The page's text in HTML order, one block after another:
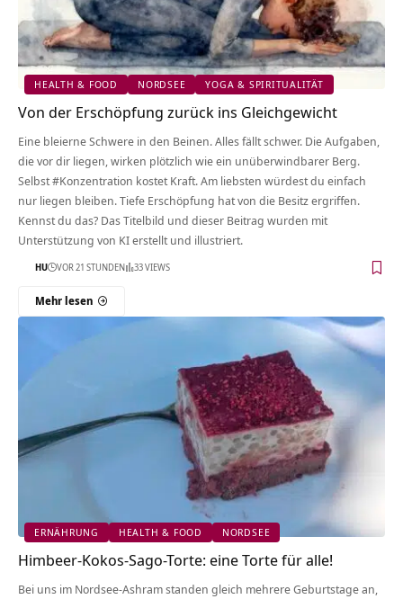
HEALTH & FOOD NORDSEE YOGA & SPIRITUALITÄT
Von der Erschöpfung zurück ins Gleichgewicht
Eine bleierne Schwere in den Beinen. Alles fällt schwer. Die Aufgaben,
die vor dir liegen, wirken plötzlich wie ein unüberwindbarer Berg.
Selbst #Konzentration kostet Kraft. Am liebsten würdest du einfach
nur liegen bleiben. Tiefe Erschöpfung hat von die Besitz ergriffen.
Kennst du das? Das Titelbild und dieser Beitrag wurden mit
Unterstützung von KI erstellt und illustriert.
HU VOR 21 STUNDEN 33 VIEWS
Mehr lesen
ERNÄHRUNG HEALTH & FOOD NORDSEE
Himbeer-Kokos-Sago-Torte: eine Torte für alle!
Bei uns im Nordsee-Ashram standen gleich mehrere Geburtstage an,